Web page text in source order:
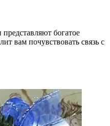
богатое
вам почувствовать связь с